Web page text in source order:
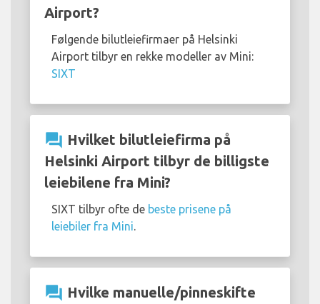
Airport?
Følgende bilutleiefirmaer på Helsinki
Airport tilbyr en rekke modeller av Mini:
SIXT
question_answer Hvilket bilutleiefirma på
Helsinki Airport tilbyr de billigste
leiebilene fra Mini?
SIXT tilbyr ofte de beste prisene på
leiebiler fra Mini
question_answer Hvilke manuelle/pinneskifte